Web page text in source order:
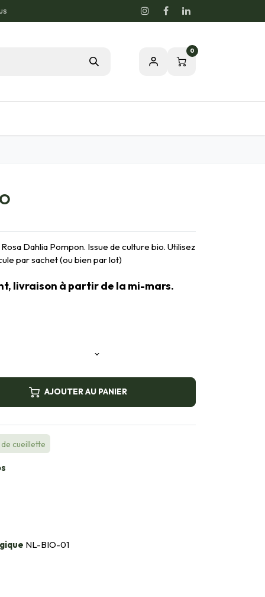
0
Dahlia Pompon. Issue de culture bio. Utilisez
par sachet (ou bien par lot)
livraison à partir de la mi-mars.
AJOUTER AU PANIER
cueillette
NL-BIO-01